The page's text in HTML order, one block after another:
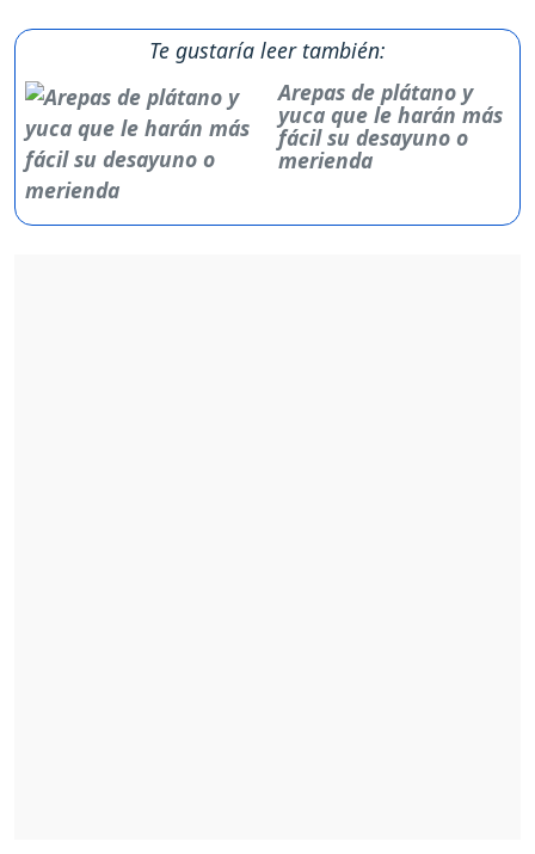
Te gustaría leer también:
Arepas de plátano y
yuca que le harán más
fácil su desayuno o
merienda